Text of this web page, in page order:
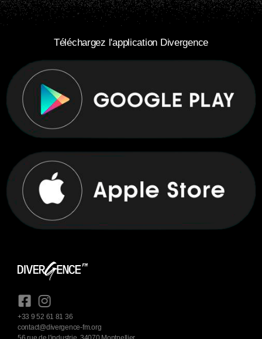
Téléchargez l'application Divergence
+33 9 52 61 81 36
contact@divergence-fm.org